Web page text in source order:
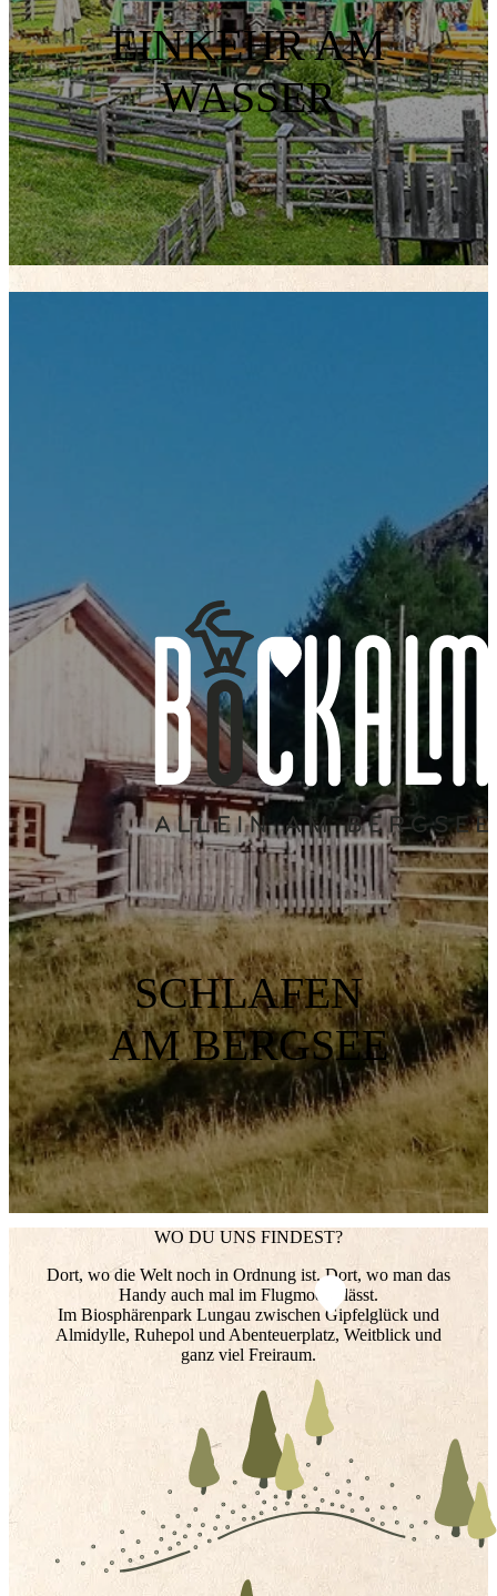
EINKEHR AM
WASSER
idyllische
Almhütte am
Gebirgsbach
Longa
Grangleralm mit
Hochlandrindern,
Schwarznasen
Schafen und
Schweinen
Feiern auf der
Alm:
Geburtstage,
Hochzeiten &
Co.
SCHLAFEN
AM BERGSEE
WO DU UNS FINDEST?
Dort, wo die Welt noch in Ordnung ist. Dort, wo man das
Handy auch mal im Flugmodus lässt.
Im Biosphärenpark Lungau zwischen Gipfelglück und
Almidylle, Ruhepol und Abenteuerplatz, Weitblick und
ganz viel Freiraum.